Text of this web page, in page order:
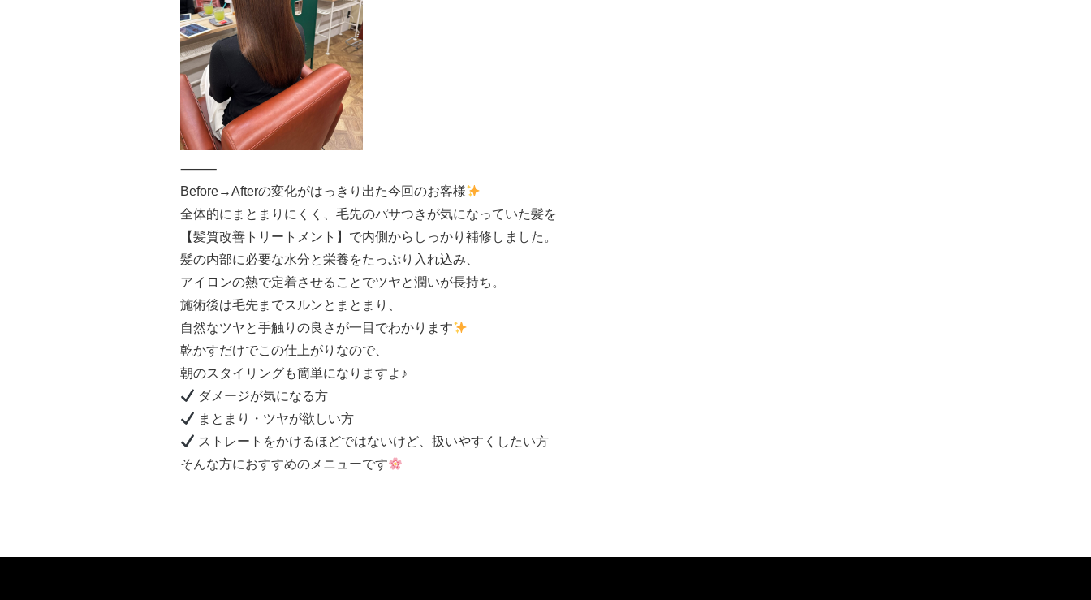
⸻
Before→Afterの変化がはっきり出た今回のお客様
全体的にまとまりにくく、毛先のパサつきが気になっていた髪を
【髪質改善トリートメント】で内側からしっかり補修しました。
髪の内部に必要な水分と栄養をたっぷり入れ込み、
アイロンの熱で定着させることでツヤと潤いが長持ち。
施術後は毛先までスルンとまとまり、
自然なツヤと手触りの良さが一目でわかります
乾かすだけでこの仕上がりなので、
朝のスタイリングも簡単になりますよ♪
ダメージが気になる方
まとまり・ツヤが欲しい方
ストレートをかけるほどではないけど、扱いやすくしたい方
そんな方におすすめのメニューです